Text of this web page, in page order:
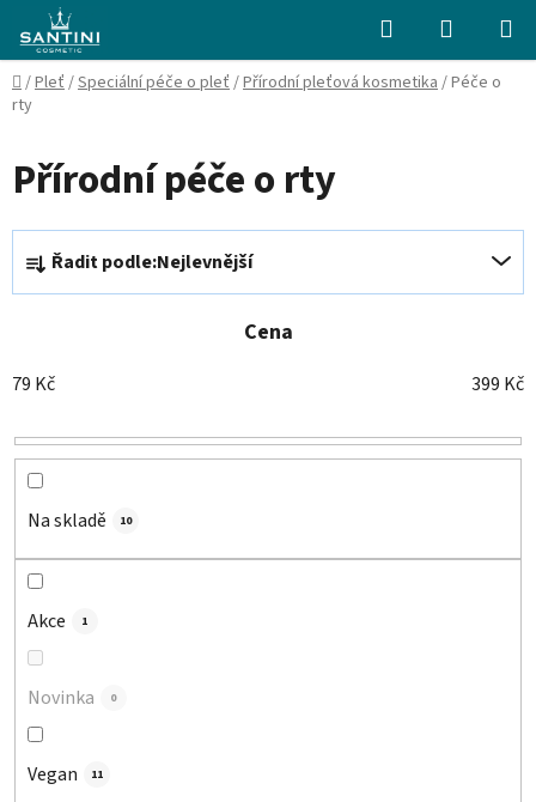
obsah
Hledat
KOŠÍK
Domů
/Pleť/Speciální péče o pleť/Přírodní pleťová kosmetika/Péče o
rty
Přírodní péče o rty
Ř
z
n
í
p
r
u
Řadit podle:Nejlevnější
Cena
79 Kč 399 Kč
Na skladě 10
Akce 1
Novinka 0
Vegan 11